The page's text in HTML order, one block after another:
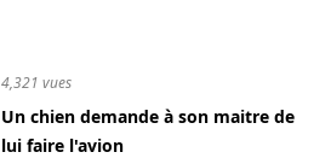
4,321 vues
Un chien demande à son maitre de
lui faire l'avion